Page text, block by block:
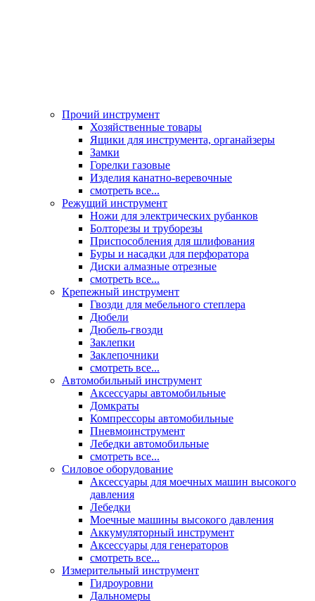
Прочий инструмент
Хозяйственные товары
Ящики для инструмента, органайзеры
Замки
Горелки газовые
Изделия канатно-веревочные
смотреть все...
Режущий инструмент
Ножи для электрических рубанков
Болторезы и труборезы
Приспособления для шлифования
Буры и насадки для перфоратора
Диски алмазные отрезные
смотреть все...
Крепежный инструмент
Гвозди для мебельного степлера
Дюбели
Дюбель-гвозди
Заклепки
Заклепочники
смотреть все...
Автомобильный инструмент
Аксессуары автомобильные
Домкраты
Компрессоры автомобильные
Пневмоинструмент
Лебедки автомобильные
смотреть все...
Силовое оборудование
Аксессуары для моечных машин высокого
давления
Лебедки
Моечные машины высокого давления
Аккумуляторный инструмент
Аксессуары для генераторов
смотреть все...
Измерительный инструмент
Гидроуровни
Дальномеры